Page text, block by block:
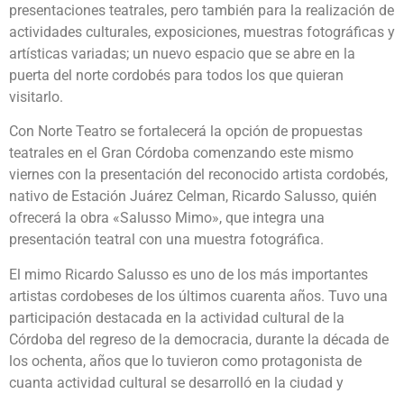
presentaciones teatrales, pero también para la realización de
actividades culturales, exposiciones, muestras fotográficas y
artísticas variadas; un nuevo espacio que se abre en la
puerta del norte cordobés para todos los que quieran
visitarlo.
Con Norte Teatro se fortalecerá la opción de propuestas
teatrales en el Gran Córdoba comenzando este mismo
viernes con la presentación del reconocido artista cordobés,
nativo de Estación Juárez Celman, Ricardo Salusso, quién
ofrecerá la obra «Salusso Mimo», que integra una
presentación teatral con una muestra fotográfica.
El mimo Ricardo Salusso es uno de los más importantes
artistas cordobeses de los últimos cuarenta años. Tuvo una
participación destacada en la actividad cultural de la
Córdoba del regreso de la democracia, durante la década de
los ochenta, años que lo tuvieron como protagonista de
cuanta actividad cultural se desarrolló en la ciudad y